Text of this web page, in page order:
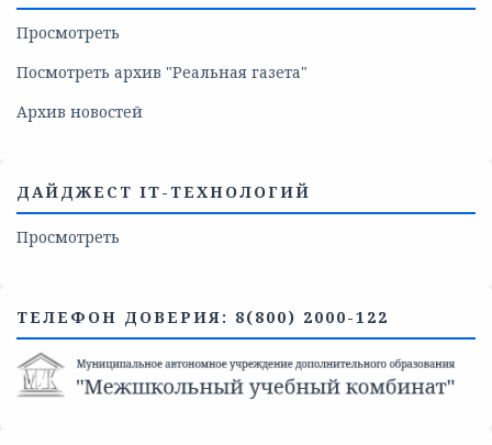
Просмотреть
Посмотреть архив "Реальная газета"
Архив новостей
ДАЙДЖЕСТ IT-ТЕХНОЛОГИЙ
Просмотреть
ТЕЛЕФОН ДОВЕРИЯ: 8(800) 2000-122